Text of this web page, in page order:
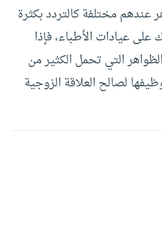
عندهم مختلفة كالتردد بكثرة
على عيادات الأطباء، فإذا
التي تحمل الكثير من
لصالح العلاقة الزوجية